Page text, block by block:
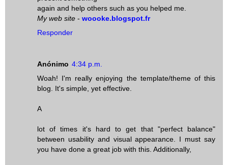
again and help others such as you helped me.
My web site - woooke.blogspot.fr
Responder
Anónimo 4:34 p.m.
Woah! I'm really enjoying the template/theme of this
blog. It's simple, yet effective.
A
lot of times it's hard to get that "perfect balance"
between usability and visual appearance. I must say
you have done a great job with this. Additionally,